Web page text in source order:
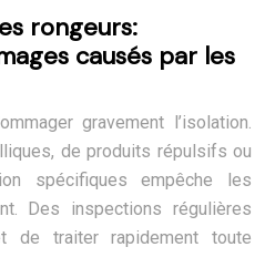
rongeurs:
causés par les
gravement l’isolation.
de produits répulsifs ou
spécifiques empêche les
Des inspections régulières
de traiter rapidement toute